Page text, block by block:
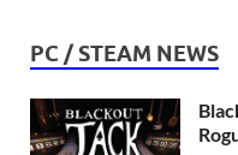
PC / STEAM NEWS